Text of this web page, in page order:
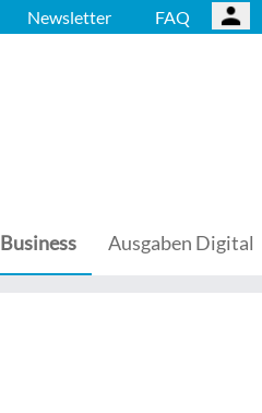
Newsletter FAQ
Business Ausgaben Digital